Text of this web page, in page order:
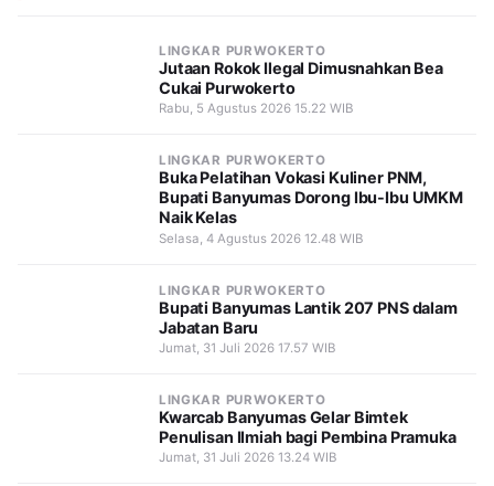
LINGKAR PURWOKERTO
Jutaan Rokok Ilegal Dimusnahkan Bea
Cukai Purwokerto
Rabu, 5 Agustus 2026 15.22 WIB
LINGKAR PURWOKERTO
Buka Pelatihan Vokasi Kuliner PNM,
Bupati Banyumas Dorong Ibu-Ibu UMKM
Naik Kelas
Selasa, 4 Agustus 2026 12.48 WIB
LINGKAR PURWOKERTO
Bupati Banyumas Lantik 207 PNS dalam
Jabatan Baru
Jumat, 31 Juli 2026 17.57 WIB
LINGKAR PURWOKERTO
Kwarcab Banyumas Gelar Bimtek
Penulisan Ilmiah bagi Pembina Pramuka
Jumat, 31 Juli 2026 13.24 WIB